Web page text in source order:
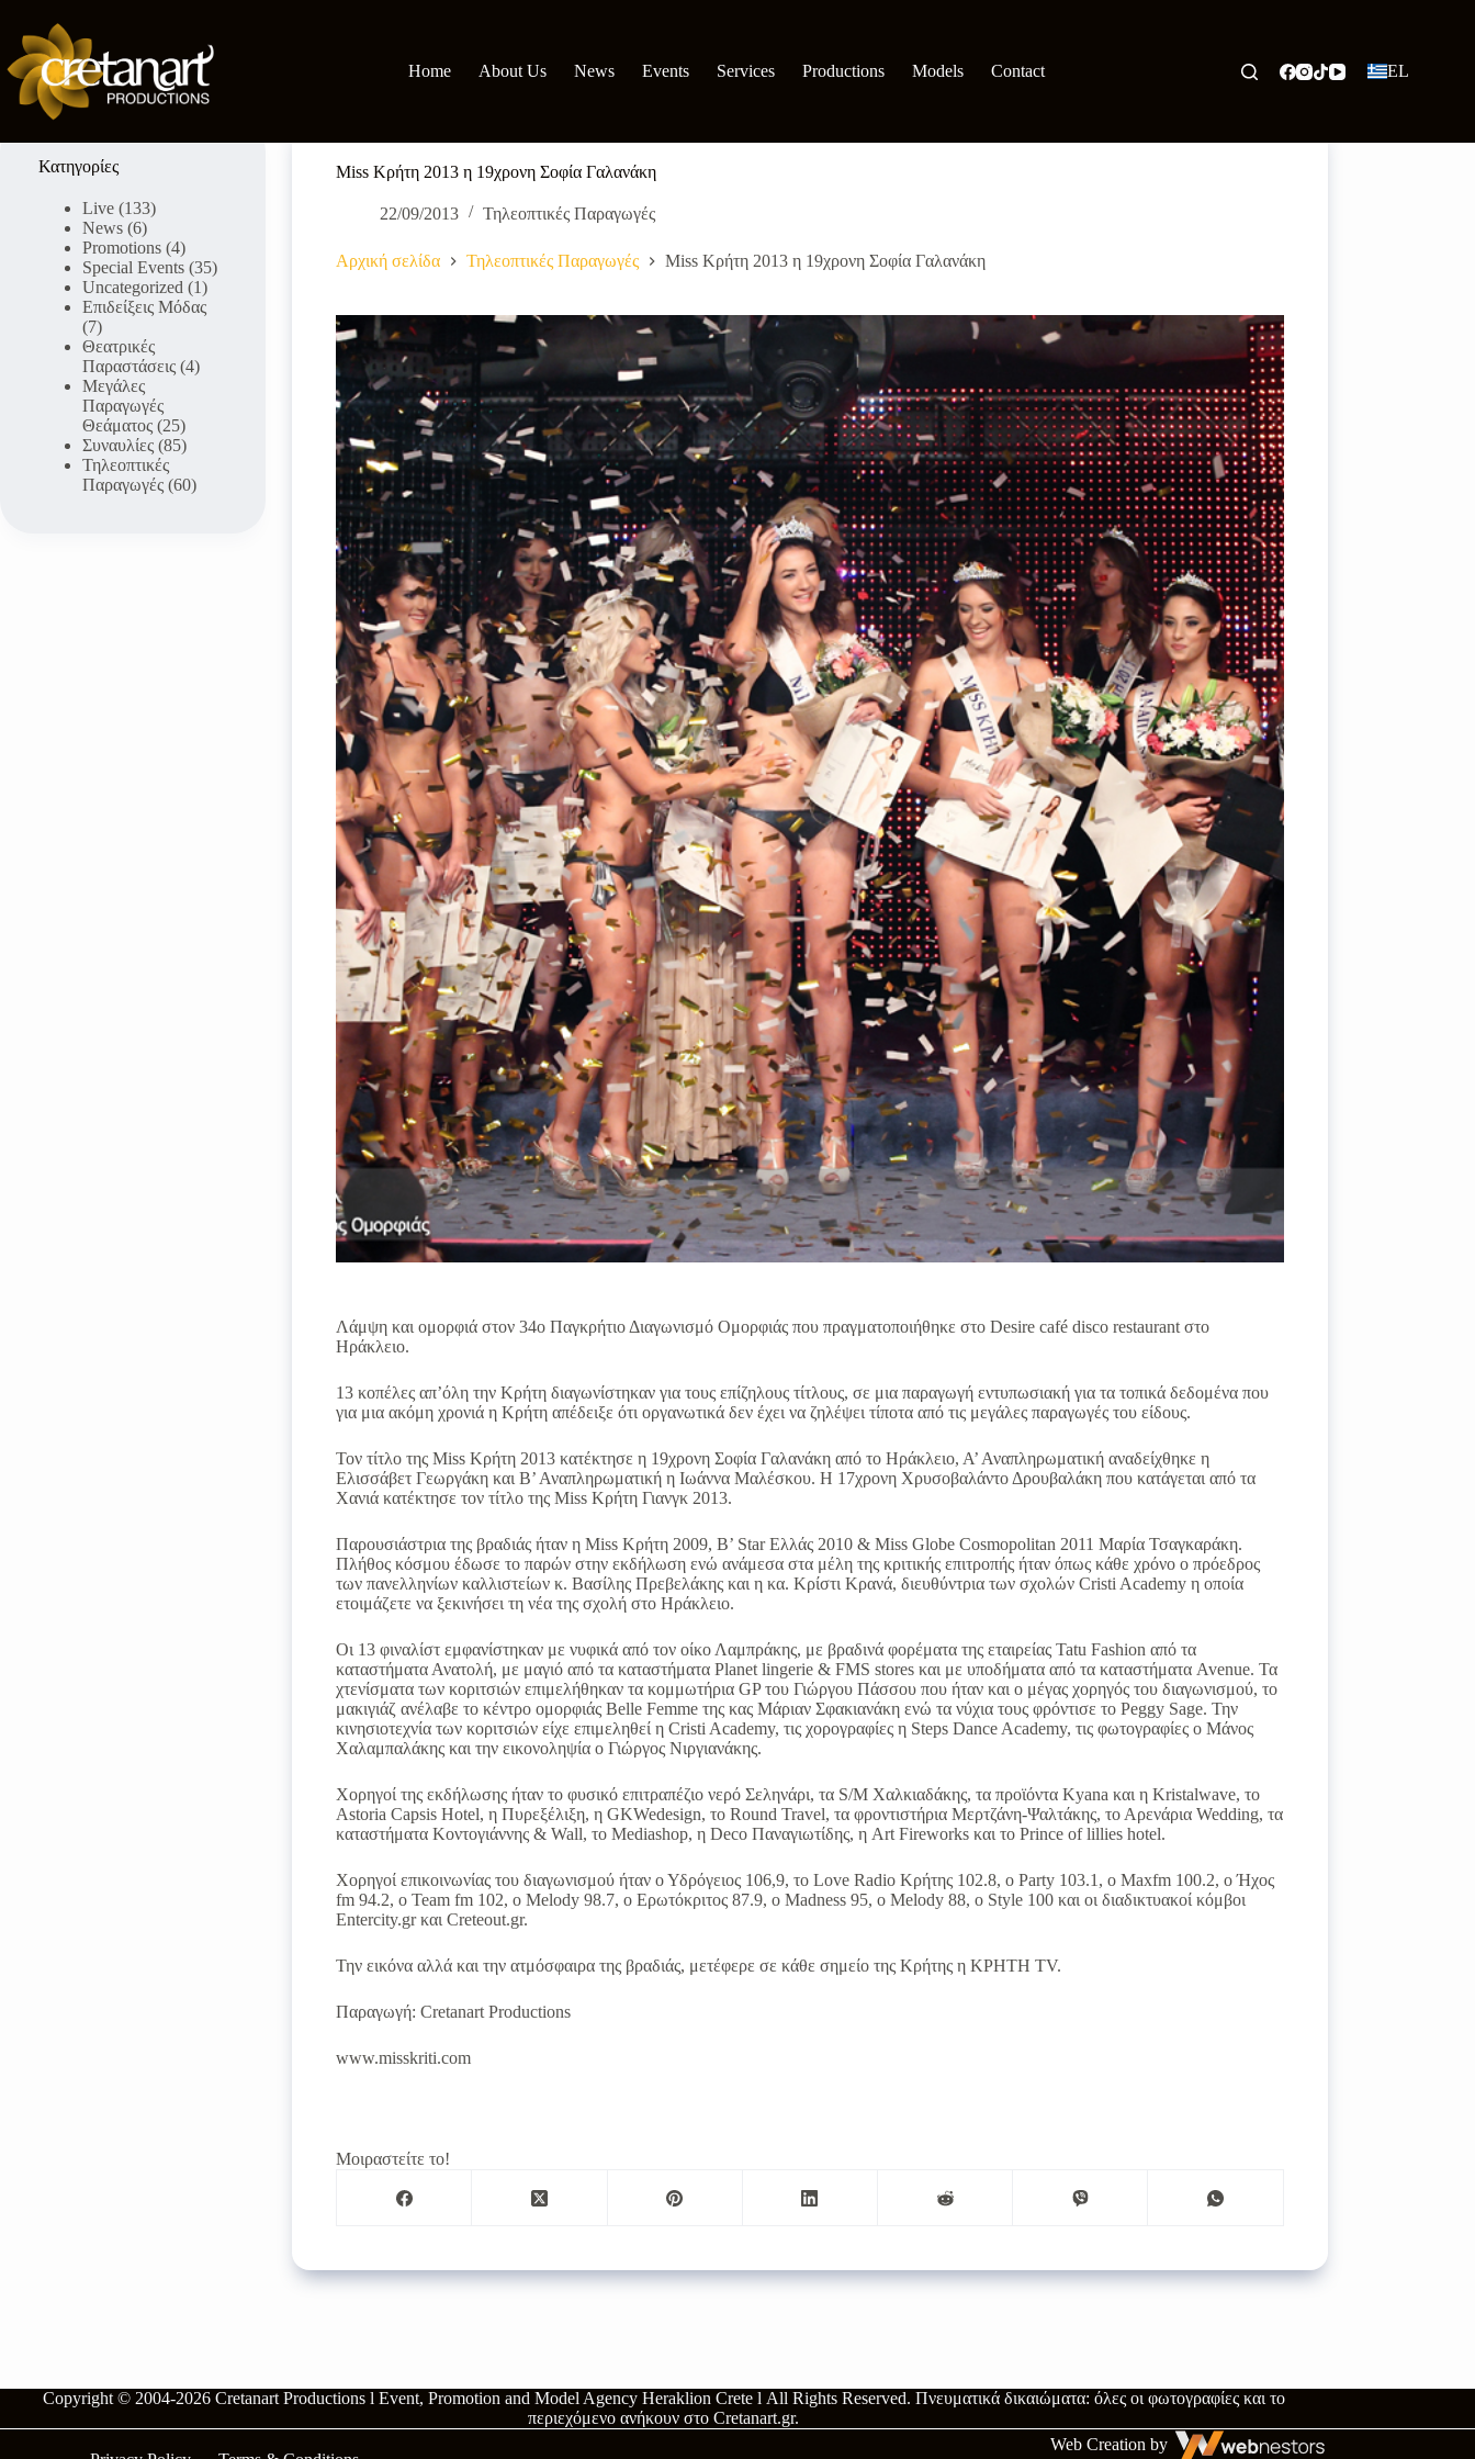
περιεχόμενο
Home
About Us News Events Services Productions Models Contact EL
Miss Κρήτη 2013 η 19χρονη Σοφία Γαλανάκη
22/09/2013 Τηλεοπτικές Παραγωγές
Αρχική σελίδα Τηλεοπτικές Παραγωγές Miss Κρήτη 2013 η 19χρονη Σοφία Γαλανάκη
Λάμψη και ομορφιά στον 34ο Παγκρήτιο Διαγωνισμό Ομορφιάς που πραγματοποιήθηκε στο Desire café disco restaurant στο
Ηράκλειο.
13 κοπέλες απ’όλη την Κρήτη διαγωνίστηκαν για τους επίζηλους τίτλους, σε μια παραγωγή εντυπωσιακή για τα τοπικά δεδομένα που
για μια ακόμη χρονιά η Κρήτη απέδειξε ότι οργανωτικά δεν έχει να ζηλέψει τίποτα από τις μεγάλες παραγωγές του είδους.
Τον τίτλο της Miss Κρήτη 2013 κατέκτησε η 19χρονη Σοφία Γαλανάκη από το Ηράκλειο, Α’ Αναπληρωματική αναδείχθηκε η
Ελισσάβετ Γεωργάκη και Β’ Αναπληρωματική η Ιωάννα Μαλέσκου. Η 17χρονη Χρυσοβαλάντο Δρουβαλάκη που κατάγεται από τα
Χανιά κατέκτησε τον τίτλο της Miss Κρήτη Γιανγκ 2013.
Παρουσιάστρια της βραδιάς ήταν η Miss Κρήτη 2009, Β’ Star Ελλάς 2010 & Miss Globe Cosmopolitan 2011 Μαρία Τσαγκαράκη.
Πλήθος κόσμου έδωσε το παρών στην εκδήλωση ενώ ανάμεσα στα μέλη της κριτικής επιτροπής ήταν όπως κάθε χρόνο ο πρόεδρος
των πανελληνίων καλλιστείων κ. Βασίλης Πρεβελάκης και η κα. Κρίστι Κρανά, διευθύντρια των σχολών Cristi Academy η οποία
ετοιμάζετε να ξεκινήσει τη νέα της σχολή στο Ηράκλειο.
Οι 13 φιναλίστ εμφανίστηκαν με νυφικά από τον οίκο Λαμπράκης, με βραδινά φορέματα της εταιρείας Tatu Fashion από τα
καταστήματα Ανατολή, με μαγιό από τα καταστήματα Planet lingerie & FMS stores και με υποδήματα από τα καταστήματα Avenue. Τα
χτενίσματα των κοριτσιών επιμελήθηκαν τα κομμωτήρια GP του Γιώργου Πάσσου που ήταν και ο μέγας χορηγός του διαγωνισμού, το
μακιγιάζ ανέλαβε το κέντρο ομορφιάς Belle Femme της κας Μάριαν Σφακιανάκη ενώ τα νύχια τους φρόντισε το Peggy Sage. Την
κινησιοτεχνία των κοριτσιών είχε επιμεληθεί η Cristi Academy, τις χορογραφίες η Steps Dance Academy, τις φωτογραφίες ο Μάνος
Χαλαμπαλάκης και την εικονοληψία ο Γιώργος Νιργιανάκης.
Χορηγοί της εκδήλωσης ήταν το φυσικό επιτραπέζιο νερό Σεληνάρι, τα S/M Χαλκιαδάκης, τα προϊόντα Kyana και η Kristalwave, το
Astoria Capsis Hotel, η Πυρεξέλιξη, η GKWedesign, το Round Travel, τα φροντιστήρια Μερτζάνη-Ψαλτάκης, το Αρενάρια Wedding, τα
καταστήματα Κοντογιάννης & Wall, το Mediashop, η Deco Παναγιωτίδης, η Art Fireworks και το Prince of lillies hotel.
Χορηγοί επικοινωνίας του διαγωνισμού ήταν ο Υδρόγειος 106,9, τo Love Radio Κρήτης 102.8, ο Party 103.1, o Maxfm 100.2, ο Ήχος
fm 94.2, o Team fm 102, o Melody 98.7, o Ερωτόκριτος 87.9, ο Madness 95, o Melody 88, o Style 100 και οι διαδικτυακοί κόμβοι
Entercity.gr και Creteout.gr.
Την εικόνα αλλά και την ατμόσφαιρα της βραδιάς, μετέφερε σε κάθε σημείο της Κρήτης η ΚΡΗΤΗ TV.
Παραγωγή: Cretanart Productions
www.misskriti.com
Μοιραστείτε το!
Κατηγορίες
Live (133)
News (6)
Promotions (4)
Special Events (35)
Uncategorized (1)
Επιδείξεις Μόδας
(7)
Θεατρικές
Παραστάσεις (4)
Μεγάλες
Παραγωγές
Θεάματος (25)
Συναυλίες (85)
Τηλεοπτικές
Παραγωγές (60)
Copyright © 2004-2026 Cretanart Productions l Event, Promotion and Model Agency Heraklion Crete l All Rights Reserved. Πνευματικά δικαιώματα: όλες οι φωτογραφίες και το
περιεχόμενο ανήκουν στοCretanart.gr.
Web Creation by